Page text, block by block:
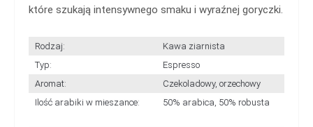
które szukają intensywnego smaku i wyraźnej goryczki.
Rodzaj:
Kawa ziarnista
Typ:
Espresso
Aromat:
Czekoladowy, orzechowy
Ilość arabiki w mieszance:
50% arabica, 50% robusta